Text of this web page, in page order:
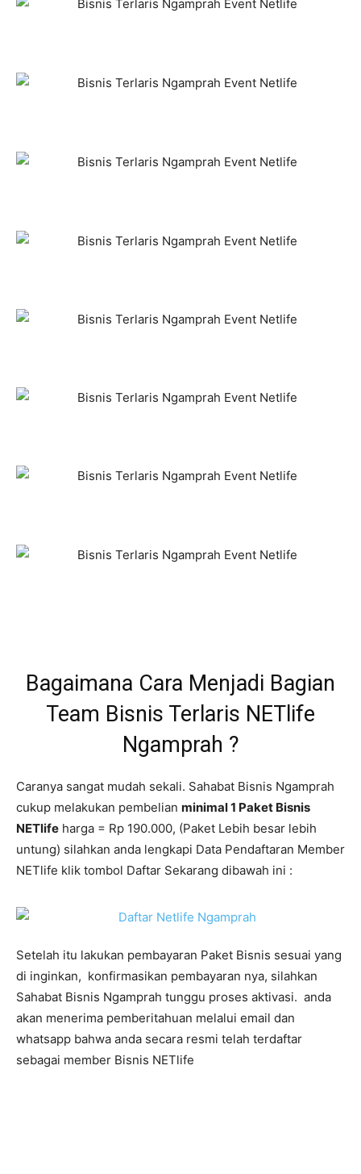
Bagaimana Cara Menjadi Bagian
Team Bisnis Terlaris NETlife
Ngamprah ?
Caranya sangat mudah sekali. Sahabat Bisnis Ngamprah
cukup melakukan pembelian minimal 1 Paket Bisnis
NETlife harga = Rp 190.000, (Paket Lebih besar lebih
untung) silahkan anda lengkapi Data Pendaftaran Member
NETlife klik tombol Daftar Sekarang dibawah ini :
Setelah itu lakukan pembayaran Paket Bisnis sesuai yang
di inginkan, konfirmasikan pembayaran nya, silahkan
Sahabat Bisnis Ngamprah tunggu proses aktivasi. anda
akan menerima pemberitahuan melalui email dan
whatsapp bahwa anda secara resmi telah terdaftar
sebagai member Bisnis NETlife